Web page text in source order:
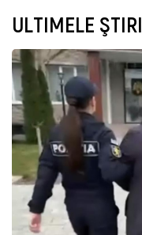
ULTIMELE ŞTIRI